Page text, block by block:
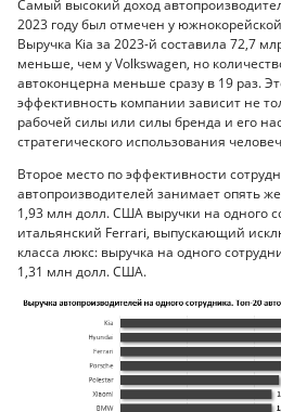
Самый высокий доход
2023 году был отмечен у
Выручка Kia за 2023-й составила 72,7
меньше, чем у Volkswagen, но
автоконцерна меньше сразу в 19 раз.
эффективность компании зависит не
рабочей силы или силы бренда и его
стратегического использования
Второе место по эффективности
автопроизводителей занимает опять
1,93 млн долл. США выручки на одного
итальянский Ferrari, выпускающий
класса люкс: выручка на одного
1,31 млн долл. США.